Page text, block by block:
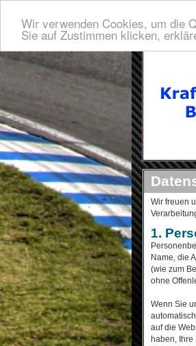
Wir verwenden Cookies, um die
Sie auf Zustimmen klicken,
Wir freuen
1.
Name, die
(wie zum
ohne
Wenn Sie
auf die
haben,